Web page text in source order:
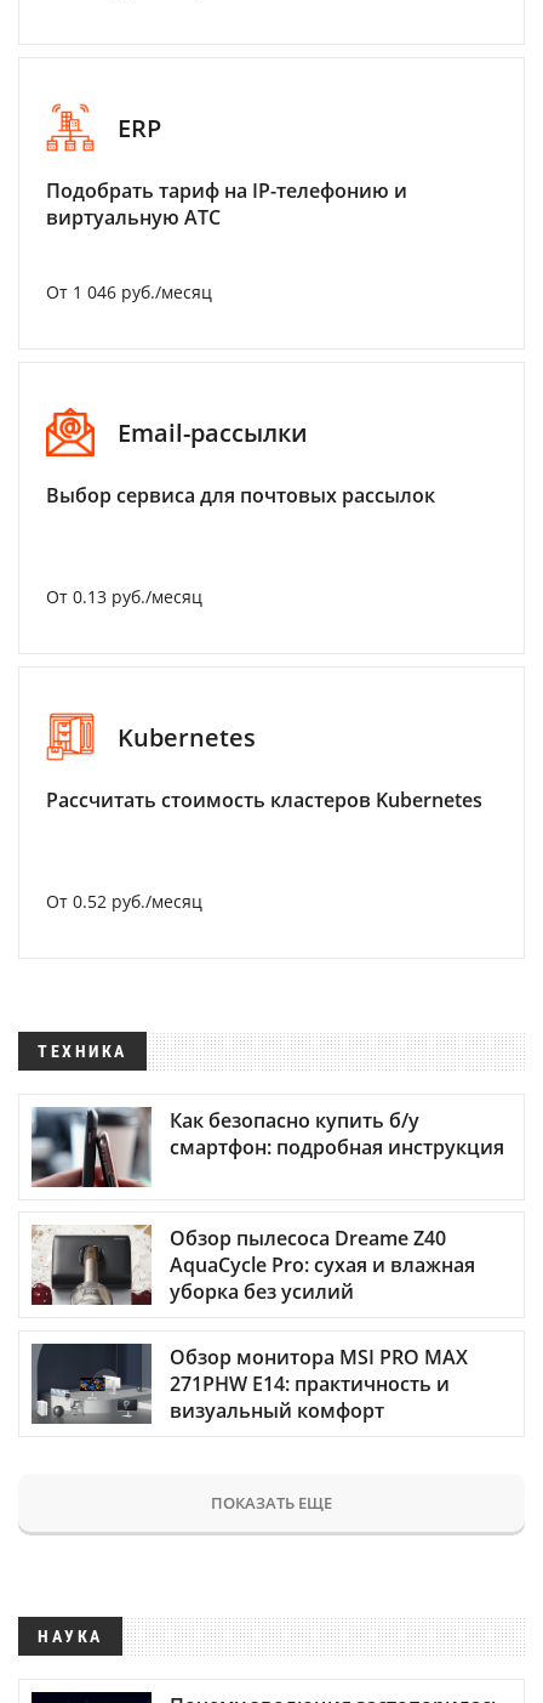
ERP
Подобрать тариф на IP-телефонию и
виртуальную АТС
От 1 046 руб./месяц
Email-рассылки
Выбор сервиса для почтовых рассылок
От 0.13 руб./месяц
Kubernetes
Рассчитать стоимость кластеров Kubernetes
От 0.52 руб./месяц
ТЕХНИКА
Как безопасно купить б/у
смартфон: подробная инструкция
Обзор пылесоса Dreame Z40
AquaCycle Pro: сухая и влажная
уборка без усилий
Обзор монитора MSI PRO MAX
271PHW E14: практичность и
визуальный комфорт
ПОКАЗАТЬ ЕЩЕ
НАУКА